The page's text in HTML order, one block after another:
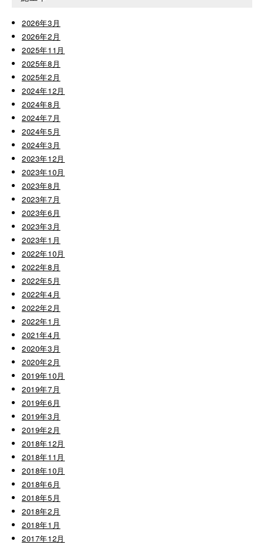
2026年3月
2026年2月
2025年11月
2025年8月
2025年2月
2024年12月
2024年8月
2024年7月
2024年5月
2024年3月
2023年12月
2023年10月
2023年8月
2023年7月
2023年6月
2023年3月
2023年1月
2022年10月
2022年8月
2022年5月
2022年4月
2022年2月
2022年1月
2021年4月
2020年3月
2020年2月
2019年10月
2019年7月
2019年6月
2019年3月
2019年2月
2018年12月
2018年11月
2018年10月
2018年6月
2018年5月
2018年2月
2018年1月
2017年12月